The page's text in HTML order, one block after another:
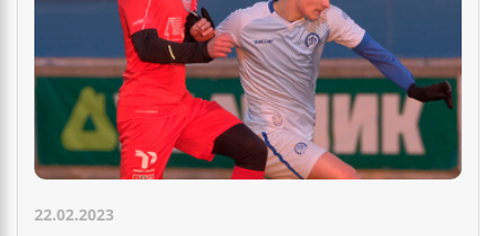
22.02.2023